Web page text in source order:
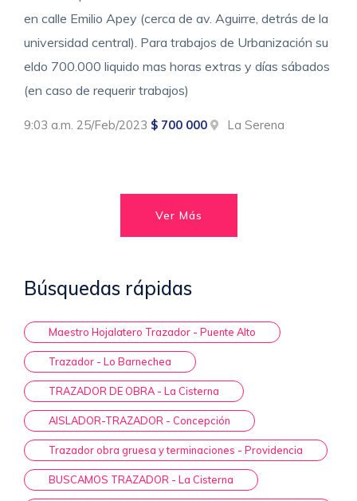
en calle Emilio Apey (cerca de av. Aguirre, detrás de la
universidad central). Para trabajos de Urbanización su
eldo 700.000 liquido mas horas extras y días sábados
(en caso de requerir trabajos)
9:03 a.m. 25/Feb/2023 $ 700 000 La Serena
Ver Más
Búsquedas rápidas
Maestro Hojalatero Trazador - Puente Alto
Trazador - Lo Barnechea
TRAZADOR DE OBRA - La Cisterna
AISLADOR-TRAZADOR - Concepción
Trazador obra gruesa y terminaciones - Providencia
BUSCAMOS TRAZADOR - La Cisterna